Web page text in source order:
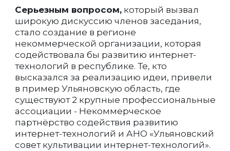
Серьезным вопросом, который вызвал
широкую дискуссию членов заседания,
стало создание в регионе
некоммерческой организации, которая
содействовала бы развитию интернет-
технологий в республике. Те, кто
высказался за реализацию идеи, привели
в пример Ульяновскую область, где
существуют 2 крупные профессиональные
ассоциации - Некоммерческое
партнёрство содействия развитию
интернет-технологий и АНО «Ульяновский
совет культивации интернет-технологий».